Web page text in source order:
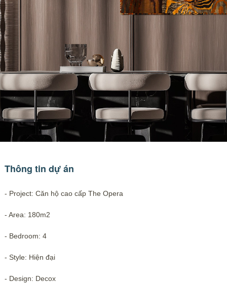
Thông tin dự án
- Project: Căn hộ cao cấp The Opera
- Area: 180m2
- Bedroom: 4
- Style: Hiện đại
- Design: Decox